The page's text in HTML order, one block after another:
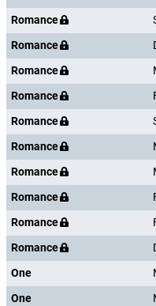
Romance
Romance
Romance
Romance
Romance
Romance
Romance
Romance
Romance
Romance
One
One